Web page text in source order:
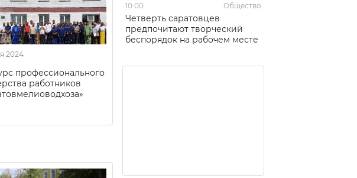
2024
профессионального
работников
10:00 Общество
Четверть саратовцев
предпочитают творческий
беспорядок на рабочем месте